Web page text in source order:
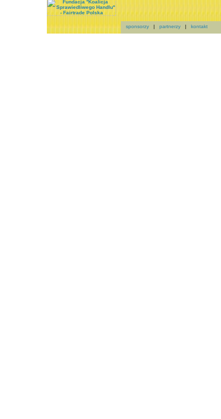
sponsorzy | partnerzy | kontakt